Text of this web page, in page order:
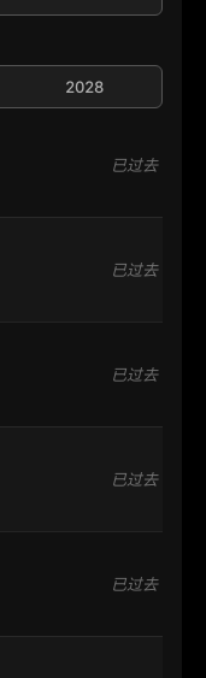
2028
已过去
已过去
已过去
已过去
已过去